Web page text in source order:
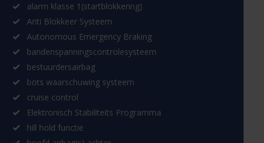
alarm klasse 1(startblokkering)
Anti Blokkeer Systeem
Autonomous Emergency Braking
bandenspanningscontrolesysteem
bestuurdersairbag
bots waarschuwing systeem
cruise control
Elektronisch Stabiliteits Programma
hill hold functie